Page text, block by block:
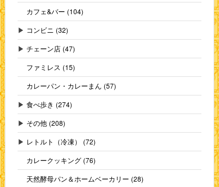
カフェ&バー (104)
▶ コンビニ (32)
▶ チェーン店 (47)
ファミレス (15)
カレーパン・カレーまん (57)
▶ 食べ歩き (274)
▶ その他 (208)
▶ レトルト（冷凍） (72)
カレークッキング (76)
天然酵母パン＆ホームベーカリー (28)